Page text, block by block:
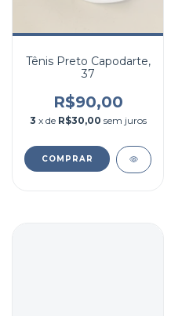
Tênis Preto Capodarte,
37
R$90,00
3 x de R$30,00 sem juros
COMPRAR